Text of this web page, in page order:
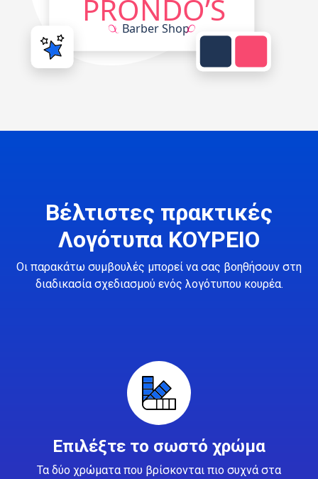
Βέλτιστες πρακτικές
Λογότυπα ΚΟΥΡΕΙΟ
Οι παρακάτω συμβουλές μπορεί να σας βοηθήσουν στη
διαδικασία σχεδιασμού ενός λογότυπου κουρέα.
Επιλέξτε το σωστό χρώμα
Τα δύο χρώματα που βρίσκονται πιο συχνά στα